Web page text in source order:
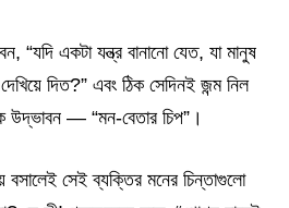
“যদি একটা যন্ত্র বানানো যেত, যা মানুষ
দিত?” এবং ঠিক সেদিনই জন্ম নিল
উদ্ভাবন — “মন-বেতার চিপ”।
বসালেই সেই ব্যক্তির মনের চিন্তাগুলো